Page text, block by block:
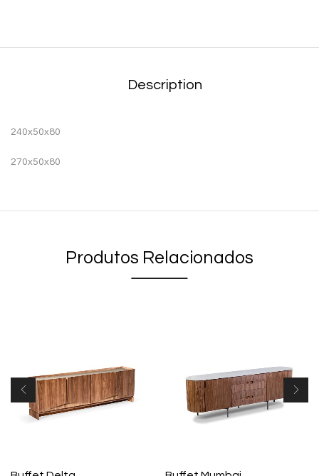
Description
240x50x80
270x50x80
Produtos Relacionados